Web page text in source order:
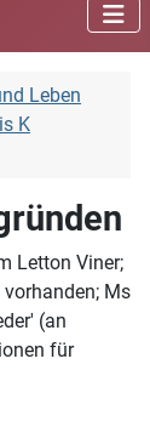
Leben
K
Letton Viner;
vorhanden; Ms
(an
für